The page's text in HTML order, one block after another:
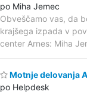
po Miha Jemec
Obveščamo vas, da
krajšega izpada v
center Arnes: Miha
Motnje delovanja
po Helpdesk